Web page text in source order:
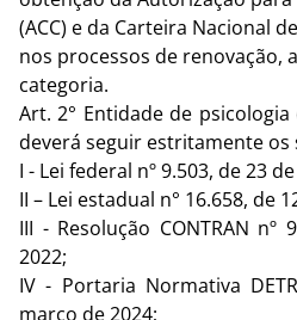
(ACC) e da Carteira Nacional
nos processos de renovação,
categoria.
Art. 2° Entidade de
deverá seguir estritamente
I - Lei federal nº 9.503, de 23
II – Lei estadual n° 16.658, de
III - Resolução CONTRAN
2022;
IV - Portaria Normativa
março de 2024;